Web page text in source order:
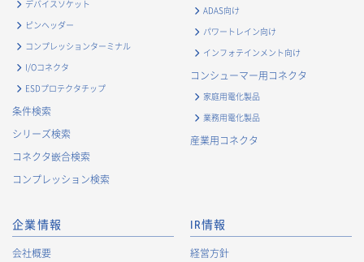
デバイスソケット
ピンヘッダー
コンプレッションターミナル
I/Oコネクタ
ESDプロテクタチップ
条件検索
シリーズ検索
コネクタ嵌合検索
コンプレッション検索
ADAS向け
パワートレイン向け
インフォテインメント向け
コンシューマー用コネクタ
家庭用電化製品
業務用電化製品
産業用コネクタ
企業情報
会社概要
IR情報
経営方針